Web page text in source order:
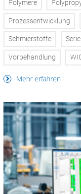
Polymere
Prozessentwicklung
Schmierstoffe
Vorbehandlung
Mehr erfahren